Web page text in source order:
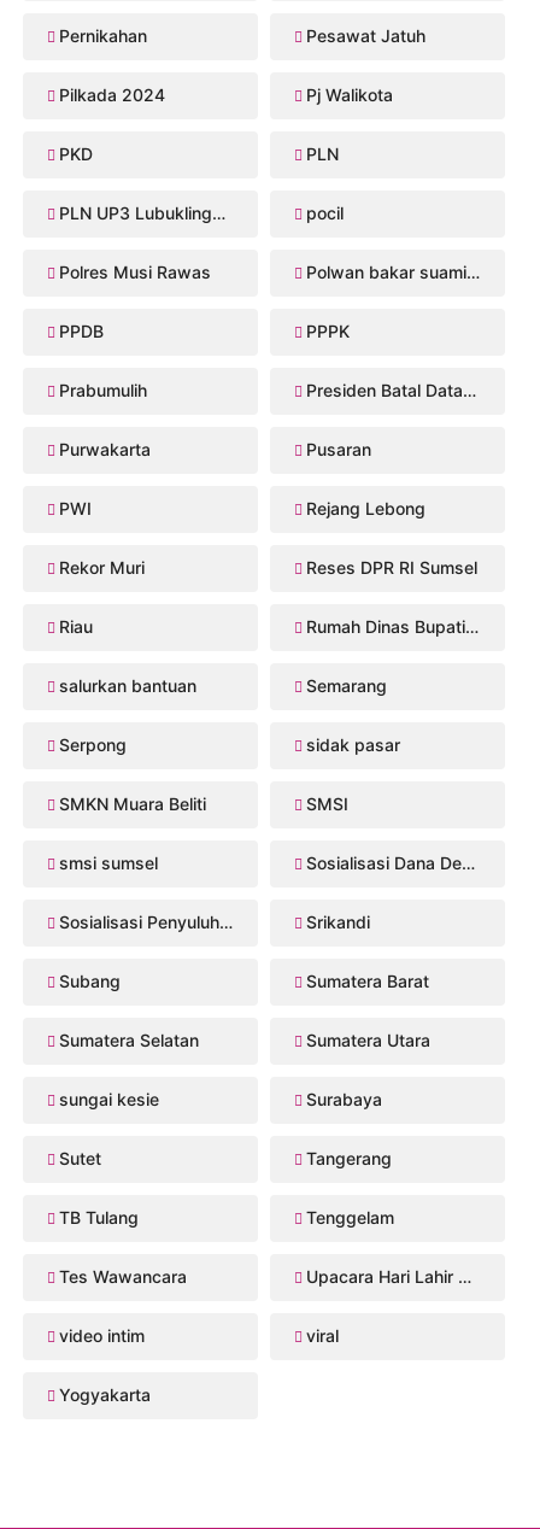
Pernikahan Pesawat Jatuh
Pilkada 2024 Pj Walikota
PKD PLN
PLN UP3 Lubuklinggau pocil
Polres Musi Rawas Polwan bakar suaminya
PPDB PPPK
Prabumulih Presiden Batal Datang
Purwakarta Pusaran
PWI Rejang Lebong
Rekor Muri Reses DPR RI Sumsel
Riau Rumah Dinas Bupati Musi Rawas
salurkan bantuan Semarang
Serpong sidak pasar
SMKN Muara Beliti SMSI
smsi sumsel Sosialisasi Dana Desa 2026
Sosialisasi Penyuluhan Hukum Srikandi
Subang Sumatera Barat
Sumatera Selatan Sumatera Utara
sungai kesie Surabaya
Sutet Tangerang
TB Tulang Tenggelam
Tes Wawancara Upacara Hari Lahir Pancasila
video intim viral
Yogyakarta